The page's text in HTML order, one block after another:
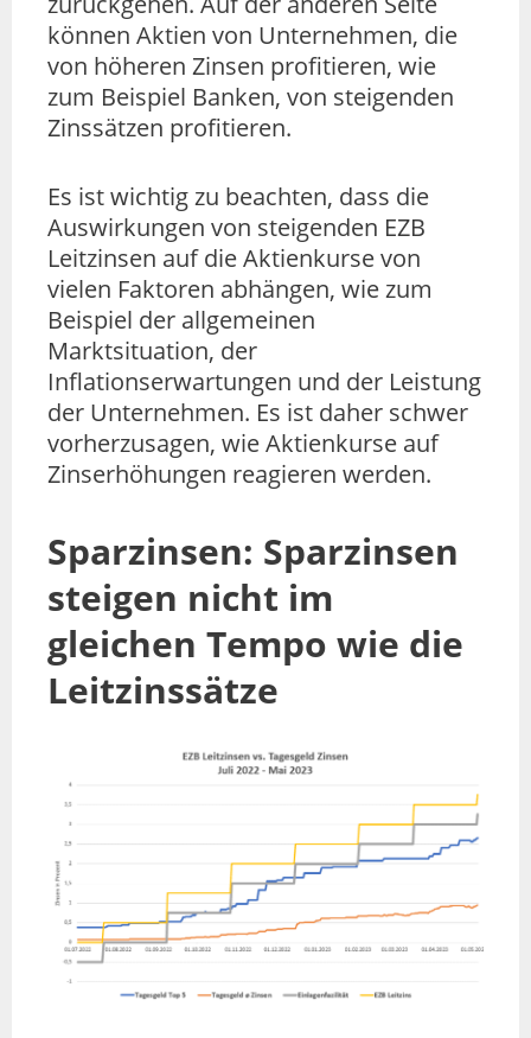
können Aktien von Unternehmen, die
von höheren Zinsen profitieren, wie
zum Beispiel Banken, von steigenden
Zinssätzen profitieren.
Es ist wichtig zu beachten, dass die
Auswirkungen von steigenden EZB
Leitzinsen auf die Aktienkurse von
vielen Faktoren abhängen, wie zum
Beispiel der allgemeinen
Marktsituation, der
Inflationserwartungen und der Leistung
der Unternehmen. Es ist daher schwer
vorherzusagen, wie Aktienkurse auf
Zinserhöhungen reagieren werden.
Sparzinsen: Sparzinsen
steigen nicht im
gleichen Tempo wie die
Leitzinssätze